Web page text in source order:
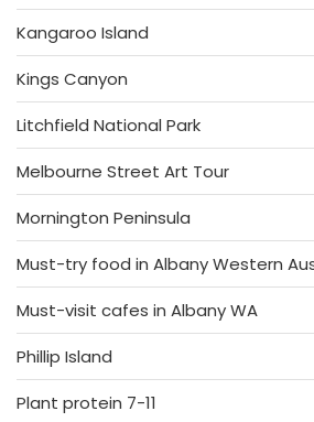
Kangaroo Island
Kings Canyon
Litchfield National Park
Melbourne Street Art Tour
Mornington Peninsula
Must-try food in Albany Western
Must-visit cafes in Albany WA
Phillip Island
Plant protein 7-11